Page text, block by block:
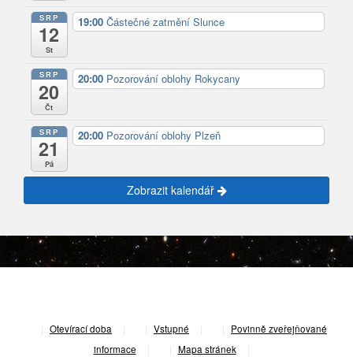
SRP
12
St
19:00 Částečné zatmění Slunce
SRP
20
Čt
20:00 Pozorování oblohy Rokycany
SRP
21
Pá
20:00 Pozorování oblohy Plzeň
Zobrazit kalendář
Otevírací doba Vstupné
Povinně zveřejňované
informace
Mapa stránek